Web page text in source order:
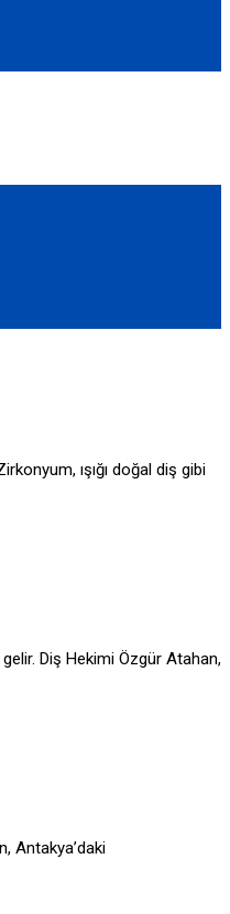
ışığı doğal diş gibi
Diş Hekimi Özgür Atahan,
Antakya’daki